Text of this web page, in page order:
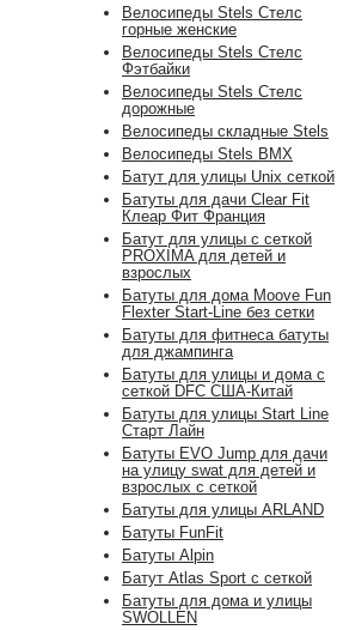
Велосипеды Stels Стелс
горные женские
Велосипеды Stels Стелс
Фэтбайки
Велосипеды Stels Стелс
дорожные
Велосипеды складные Stels
Велосипеды Stels BMX
Батут для улицы Unix сеткой
Батуты для дачи Clear Fit
Клеар Фит Франция
Батут для улицы с сеткой
PROXIMA для детей и
взрослых
Батуты для дома Moove Fun
Flexter Start-Line без сетки
Батуты для фитнеса батуты
для джампинга
Батуты для улицы и дома с
сеткой DFC США-Китай
Батуты для улицы Start Line
Старт Лайн
Батуты EVO Jump для дачи
на улицу swat для детей и
взрослых с сеткой
Батуты для улицы ARLAND
Батуты FunFit
Батуты Alpin
Батут Atlas Sport с сеткой
Батуты для дома и улицы
SWOLLEN